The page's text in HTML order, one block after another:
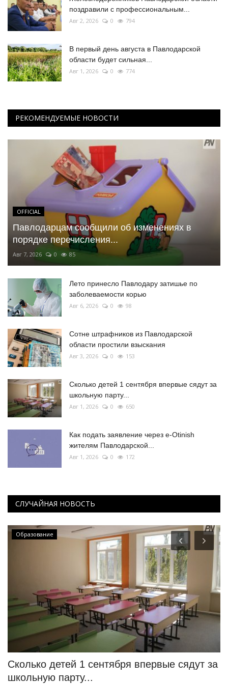
поздравили с профессиональным...
Авг 2, 2026 0 794
В первый день августа в Павлодарской
области будет сильная...
Авг 1, 2026 0 774
РЕКОМЕНДУЕМЫЕ НОВОСТИ
OFFICIAL
Павлодарцам сообщили об изменениях в
порядке перечисления...
Авг 7, 2026 0 85
Лето принесло Павлодару затишье по
заболеваемости корью
Авг 6, 2026 0 98
Сотне штрафников из Павлодарской
области простили взыскания
Авг 3, 2026 0 153
Сколько детей 1 сентября впервые сядут за
школьную парту...
Авг 1, 2026 0 650
Как подать заявление через e-Otinish
жителям Павлодарской...
Авг 1, 2026 0 172
СЛУЧАЙНАЯ НОВОСТЬ
Образование
Сколько детей 1 сентября впервые сядут за
школьную парту...